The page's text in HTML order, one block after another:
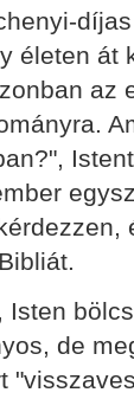
életen át
az
Isten
de